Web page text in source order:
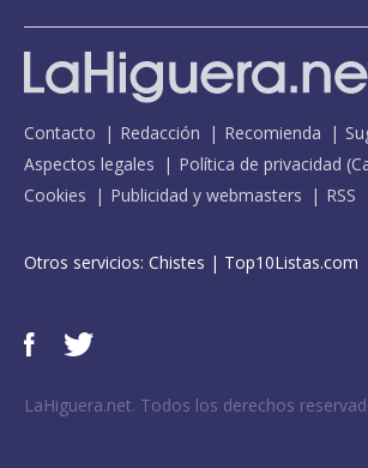
Contacto Redacción Recomienda
Aspectos legales
Política de privacidad (
Cookies
Publicidad y webmasters RSS
Otros servicios: Chistes | Top10Listas.com
LaHiguera.net. Todos los derechos